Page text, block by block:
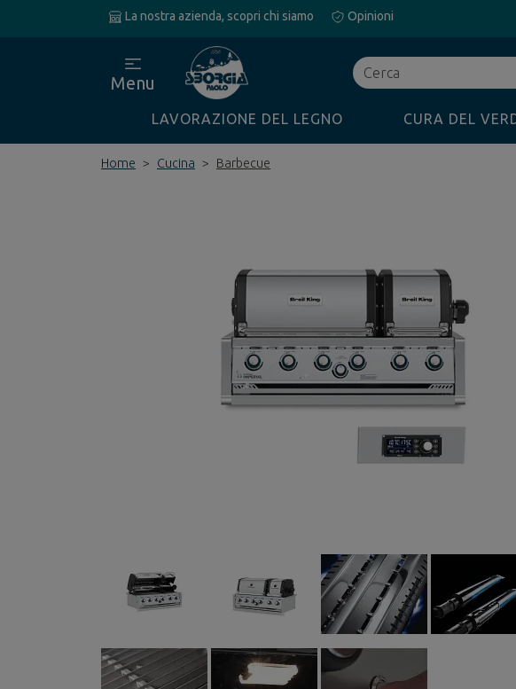
La nostra azienda, scopri chi siamo Opinioni
Cerca
Menu
LAVORAZIONE DEL LEGNO CURA DEL
Home Cucina Barbecue